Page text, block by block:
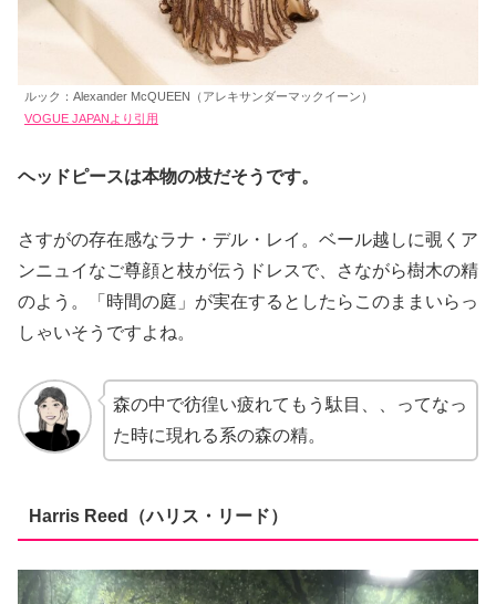
ルック：Alexander McQUEEN（アレキサンダーマックイーン）
VOGUE JAPANより引用
ヘッドピースは本物の枝だそうです。
さすがの存在感なラナ・デル・レイ。ベール越しに覗くア
ンニュイなご尊顔と枝が伝うドレスで、さながら樹木の精
のよう。「時間の庭」が実在するとしたらこのままいらっ
しゃいそうですよね。
森の中で彷徨い疲れてもう駄目、、ってなっ
た時に現れる系の森の精。
Harris Reed（ハリス・リード）